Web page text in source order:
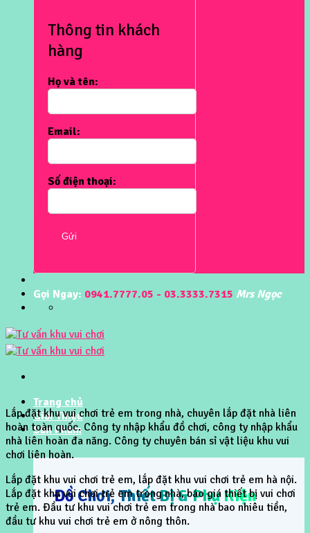
Thông tin khách
hàng
Họ và tên:
Email:
Số điện thoại:
Gửi
Gọi Ngay: 0941.7777.05 - 03.3333.7315 Mrs Ngọc
Trang chủ
Giới Thiệu
Sản Phẩm
Đồ Chơi, Thiết Bị & Phụ Kiện
Lắp đặt khu vui chơi trẻ em trong nhà, chuyên lắp đặt nhà liên
hoàn toàn quốc. Công ty nhập khẩu đồ chơi, công ty nhập khẩu
nhà liên hoàn đa năng. Công ty chuyên bán sỉ vật liệu khu vui
chơi liên hoàn.
Lắp đặt khu vui chơi trẻ em, lắp đặt khu vui chơi trẻ em hà nội.
Lắp đặt khu vui chơi trẻ em trong nhà, báo giá thiết bị vui chơi
trẻ em. Đầu tư khu vui chơi trẻ em trong nhà bao nhiêu tiền,
đầu tư khu vui chơi trẻ em ở nông thôn.